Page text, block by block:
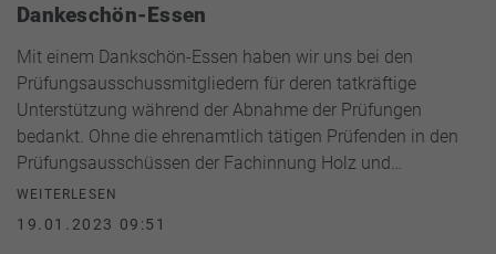
Dankeschön-Essen
Mit einem Dankschön-Essen haben wir uns bei den
Prüfungsausschussmitgliedern für deren tatkräftige
Unterstützung während der Abnahme der Prüfungen
bedankt. Ohne die ehrenamtlich tätigen Prüfenden in den
Prüfungsausschüssen der Fachinnung Holz und…
WEITERLESEN
19.01.2023 09:51